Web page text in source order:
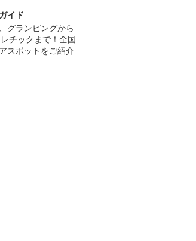
イド
グランピングから
チックまで！全国
スポットをご紹介